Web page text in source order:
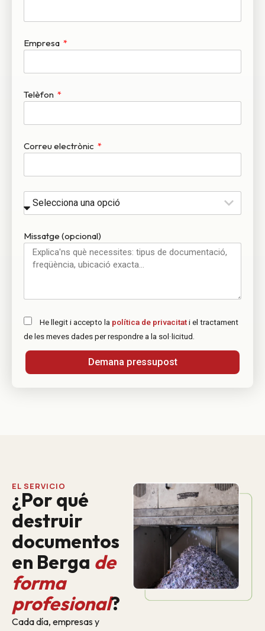
Empresa
Telèfon
Correu electrònic
Missatge (opcional)
He llegit i accepto la política de privacitati el tractament
de les meves dades per respondre a la sol·licitud.
Demana pressupost
EL SERVICIO
¿Por qué
destruir
documentos
en Berga de
forma
profesional?
Cada día, empresas y